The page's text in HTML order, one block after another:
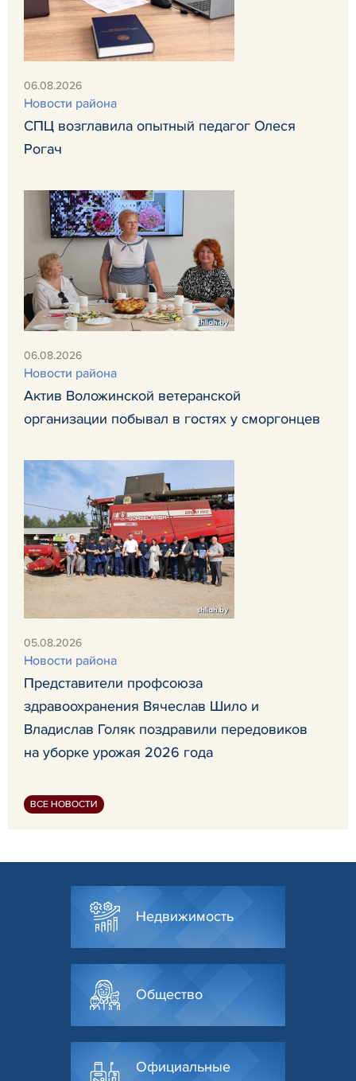
06.08.2026
Новости района
СПЦ возглавила опытный педагог Олеся
Рогач
06.08.2026
Новости района
Актив Воложинской ветеранской
организации побывал в гостях у сморгонцев
05.08.2026
Новости района
Представители профсоюза
здравоохранения Вячеслав Шило и
Владислав Голяк поздравили передовиков
на уборке урожая 2026 года
ВСЕ НОВОСТИ
Недвижимость
Общество
Официальные